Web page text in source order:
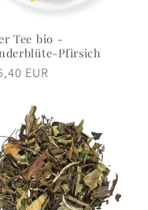
Tee bio -
Pfirsich
EUR